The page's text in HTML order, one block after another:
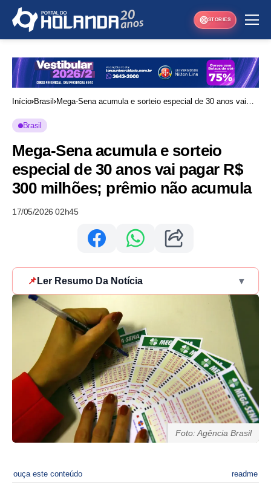
STORIES
Início Brasil
Mega-Sena acumula e sorteio especial de 30 anos vai
Brasil
Mega-Sena acumula e sorteio
especial de 30 anos vai pagar R$
300 milhões; prêmio não acumula
17/05/2026 02h45
📌 Ler Resumo Da Notícia ▾
Foto: Agência Brasil
ouça este conteúdo readme